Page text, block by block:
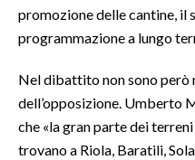
promozione delle cantine, il
programmazione a lungo
Nel dibattito non sono però
dell’opposizione. Umberto
che «la gran parte dei
trovano a Riola, Baratili,